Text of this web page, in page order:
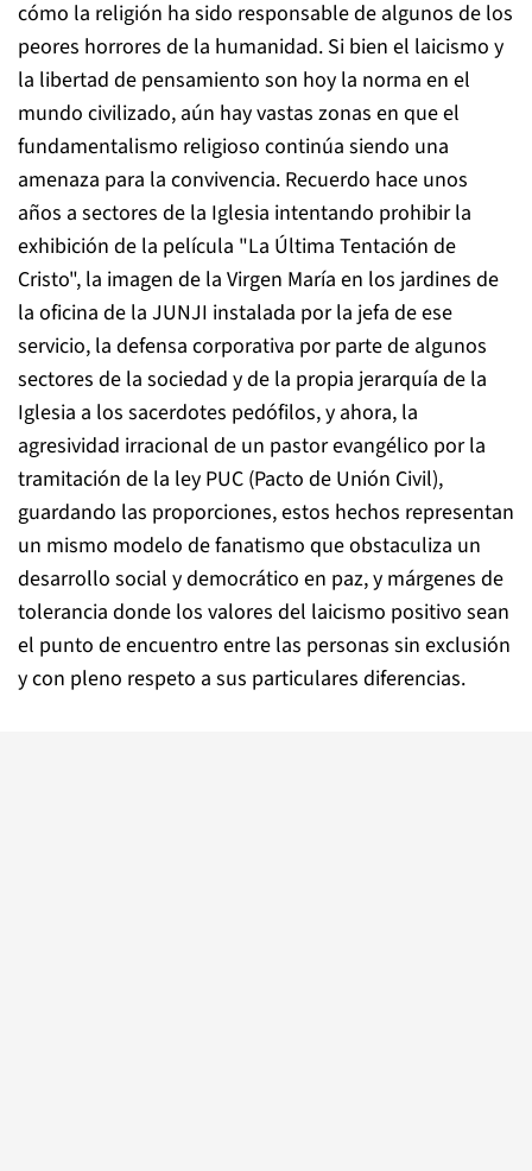
cómo la religión ha sido responsable de algunos de los
peores horrores de la humanidad. Si bien el laicismo y
la libertad de pensamiento son hoy la norma en el
mundo civilizado, aún hay vastas zonas en que el
fundamentalismo religioso continúa siendo una
amenaza para la convivencia. Recuerdo hace unos
años a sectores de la Iglesia intentando prohibir la
exhibición de la película "La Última Tentación de
Cristo", la imagen de la Virgen María en los jardines de
la oficina de la JUNJI instalada por la jefa de ese
servicio, la defensa corporativa por parte de algunos
sectores de la sociedad y de la propia jerarquía de la
Iglesia a los sacerdotes pedófilos, y ahora, la
agresividad irracional de un pastor evangélico por la
tramitación de la ley PUC (Pacto de Unión Civil),
guardando las proporciones, estos hechos representan
un mismo modelo de fanatismo que obstaculiza un
desarrollo social y democrático en paz, y márgenes de
tolerancia donde los valores del laicismo positivo sean
el punto de encuentro entre las personas sin exclusión
y con pleno respeto a sus particulares diferencias.